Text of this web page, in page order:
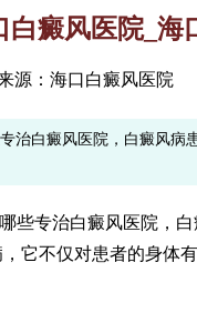
白癜风医院_海
源：海口白癜风医院
治白癜风医院，白癜风病
专治白癜风医院，白
它不仅对患者的身体